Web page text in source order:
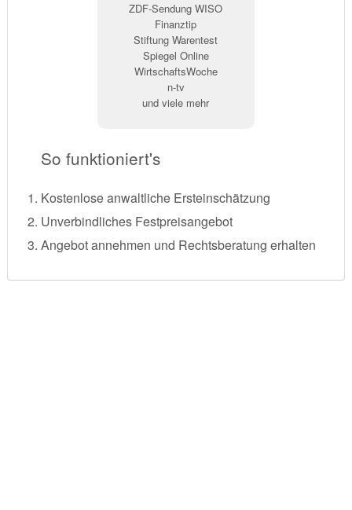
ZDF-Sendung WISO
Finanztip
Stiftung Warentest
Spiegel Online
WirtschaftsWoche
n-tv
und viele mehr
So funktioniert's
Kostenlose anwaltliche Ersteinschätzung
Unverbindliches Festpreisangebot
Angebot annehmen und Rechtsberatung erhalten